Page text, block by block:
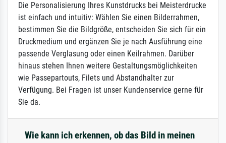
Die Personalisierung Ihres Kunstdrucks bei Meisterdrucke
ist einfach und intuitiv: Wählen Sie einen Bilderrahmen,
bestimmen Sie die Bildgröße, entscheiden Sie sich für ein
Druckmedium und ergänzen Sie je nach Ausführung eine
passende Verglasung oder einen Keilrahmen. Darüber
hinaus stehen Ihnen weitere Gestaltungsmöglichkeiten
wie Passepartouts, Filets und Abstandhalter zur
Verfügung. Bei Fragen ist unser Kundenservice gerne für
Sie da.
Wie kann ich erkennen, ob das Bild in meinen